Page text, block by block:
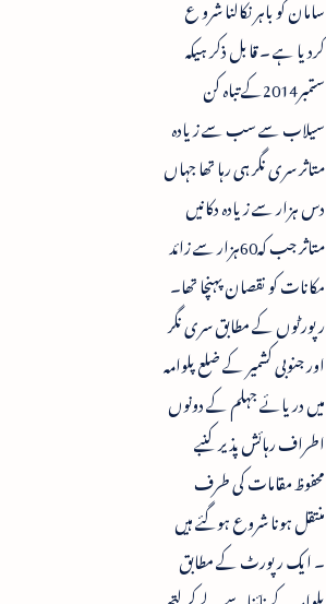
کردیا ہے ۔ قابل ذکر ہیکہ
ستمبر2014کے تباہ کن
سیلاب سے سب سے زیادہ
متاثر سری نگر ہی رہا تھا جہاں
دس ہزار سے زیادہ دکانیں
متاثر جب کہ60ہزار سے زائد
مکانات کو نقصان پہنچا تھا۔
رپورٹوں کے مطابق سری نگر
اور جنوبی کشمیر کے ضلع پلوامہ
میں دریائے جہلم کے دونوں
اطراف رہائش پذیر کنبے
محفوظ مقامات کی طرف
منتقل ہونا شروع ہوگئے ہیں
۔ ایک رپورٹ کے مطابق